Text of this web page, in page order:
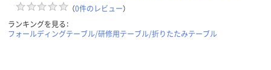
（0件のレビュー）
ランキングを見る：
フォールディングテーブル/研修用テーブル/折りたたみテーブル